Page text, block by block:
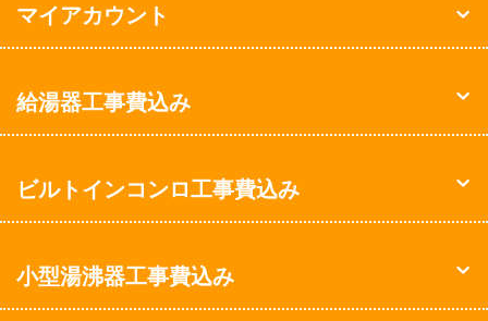
マイアカウント
給湯器工事費込み
ビルトインコンロ工事費込み
小型湯沸器工事費込み